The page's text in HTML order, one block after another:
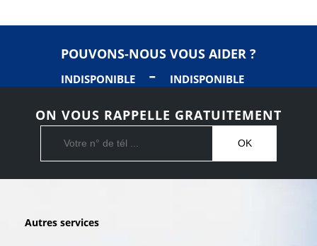
POUVONS-NOUS VOUS AIDER ?
INDISPONIBLE - INDISPONIBLE
ON VOUS RAPPELLE GRATUITEMENT
Autres services